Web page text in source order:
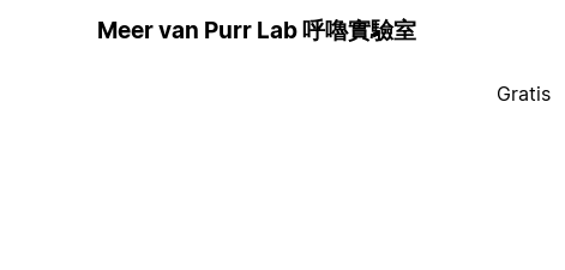
Meer van Purr Lab 呼嚕實驗室
Gratis